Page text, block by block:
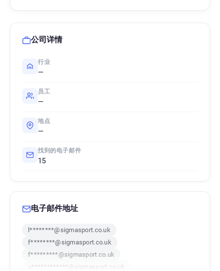
公司详情
行业
—
员工
—
地点
—
找到的电子邮件
15
电子邮件地址
l********@sigmasport.co.uk
f********@sigmasport.co.uk
f*********@sigmasport.co.uk
u************@sigmasport.co.uk